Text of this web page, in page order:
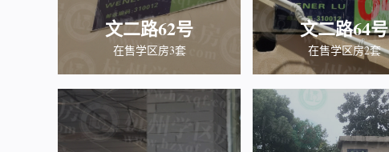
文二路62号
在售学区房3套
文二路64号
在售学区房2套